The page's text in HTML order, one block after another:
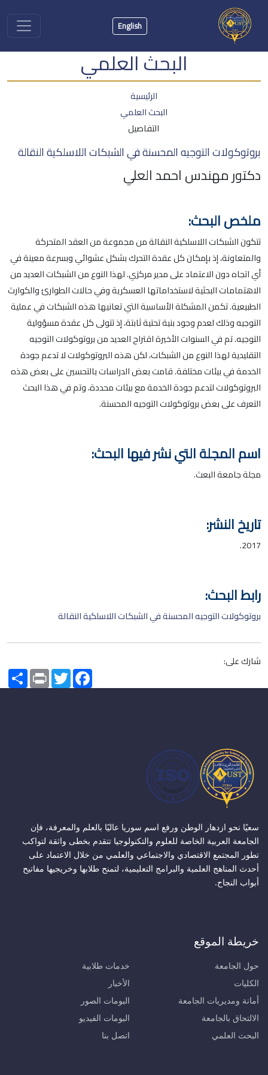
English
البحث العلمي
الرئيسية
البحث العلمي
التفاصيل
بروتوكولات التوجيه المحسنة في الشبكات اللاسلكية النقالة
دكتور مهندس احمد العلي
ملخص البحث:
تتكون الشبكات اللاسلكية النقالة من مجموعة من العقد المتحركة
والمتعاونة، إذ بإمكان كل عقدة التحرك بشكل عشوائي وبسرعة معينة في
أي اتجاه دون الاعتماد على مدير مركزي. لهذا النوع من الشبكات العديد من
الاهتمامات البحثية لاستخداماتها العسكرية وفي حالات الطوارئ والكوارث
الطبيعية. تكمن المشكلة الأساسية التي تعانيها هذه الشبكات في عملية
التوجيه وذلك لعدم وجود بنية تحتية ثابتة، إذ تتولى كل عقدة مسؤولية
التوجيه. تم في السنوات الأخيرة اقتراح العديد من بروتوكولات التوجيه
التقليدية لهذا النوع من الشبكات، لكن هذه البروتوكولات لا تدعم جودة
الخدمة في بيئات مختلفة. قامت بعض الدراسات بالتحسين على بعض هذه
البروتوكولات لتدعم جودة الخدمة مع بيئات محددة، وتم في هذا البحث
التعرف على بعض بروتوكولات التوجيه المحسنة.
اسم المجلة التي نشر فيها البحث:
مجلة جامعة البعث.
تاريخ النشر:
2017.
رابط البحث:
بروتوكولات التوجيه المحسنة في الشبكات اللاسلكية النقالة
شارك على:
Share PrintTwitterFacebook
سعيًا نحو ازدهار الوطن ورفع اسم سوريا عاليًا بالعلم والمعرفة، فإن
الجامعة العربية الخاصة للعلوم والتكنولوجيا تتقدم بخطى واثقة لتواكب
تطور المجتمع الاقتصادي والاجتماعي والعلمي من خلال الاعتماد على
أحدث المناهج العلمية والبرامج التعليمية، لتمنح طلابها وخريجيها مفاتيح
أبواب النجاح.
خريطة الموقع
حول الجامعة
الكليات
أمانة ومديريات الجامعة
الالتحاق بالجامعة
البحث العلمي
خدمات طلابية
الأخبار
البومات الصور
البومات الفيديو
اتصل بنا